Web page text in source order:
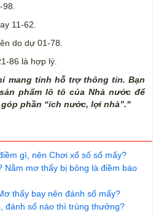
11-62.
do dự 01-78.
86 là hợp lý.
mang tính hỗ trợ thông tin. Bạn
phẩm lô tô của Nhà nước để
phần “ích nước, lợi nhà”."
gì, nên Chơi xổ số số mấy?
Nằm mơ thấy bị bỏng là điềm báo
thấy bay nên đánh số mấy?
đánh số nào thì trúng thưởng?